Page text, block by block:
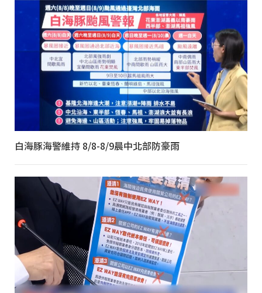
白海豚海警維持 8/8-8/9晨中北部防豪雨